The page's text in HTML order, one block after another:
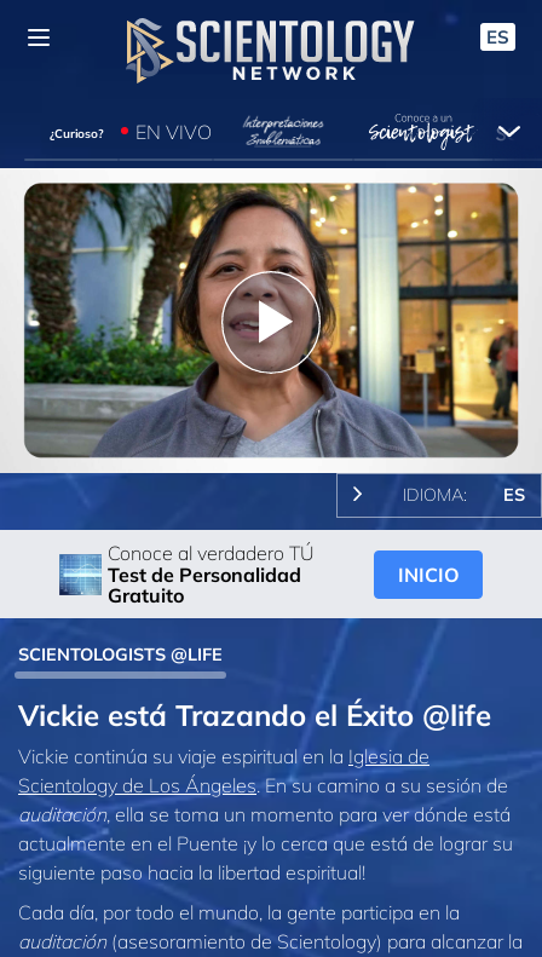
ES
¿Curioso? EN VIVO
Play
Video
IDIOMA: ES
Conoce al verdadero TÚ
Test de Personalidad
Gratuito
INICIO
SCIENTOLOGISTS @LIFE
Vickie está Trazando el Éxito @life
Vickie continúa su viaje espiritual en la Iglesia de
Scientology de Los Ángeles. En su camino a su sesión de
auditación, ella se toma un momento para ver dónde está
actualmente en el Puente ¡y lo cerca que está de lograr su
siguiente paso hacia la libertad espiritual!
Cada día, por todo el mundo, la gente participa en la
auditación(asesoramiento de Scientology) para alcanzar la